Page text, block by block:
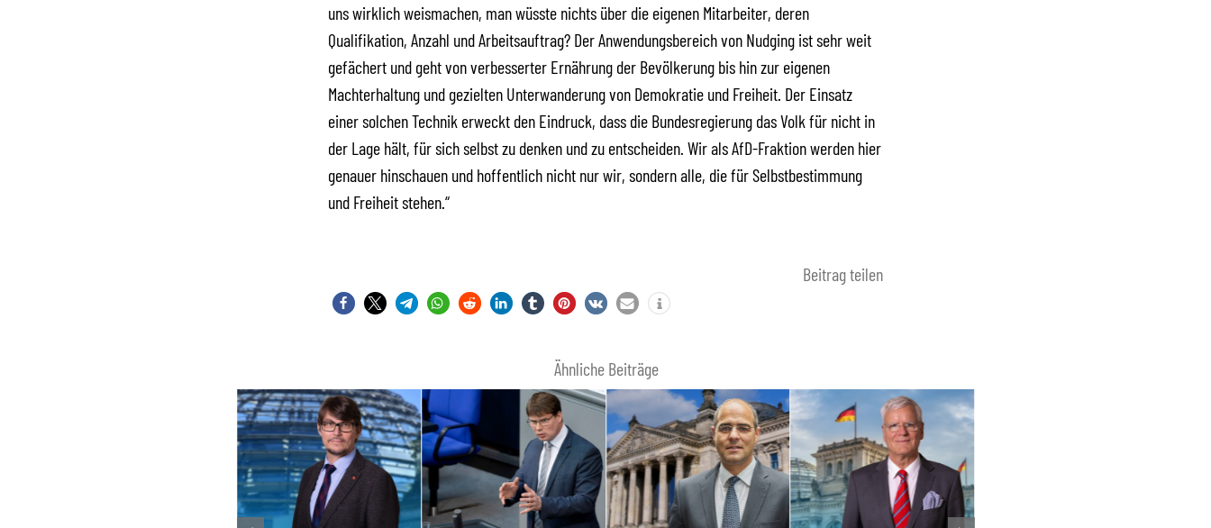
uns wirklich weismachen, man wüsste nichts über die eigenen Mitarbeiter, deren
Qualifikation, Anzahl und Arbeitsauftrag? Der Anwendungsbereich von Nudging ist sehr weit
gefächert und geht von verbesserter Ernährung der Bevölkerung bis hin zur eigenen
Machterhaltung und gezielten Unterwanderung von Demokratie und Freiheit. Der Einsatz
einer solchen Technik erweckt den Eindruck, dass die Bundesregierung das Volk für nicht in
der Lage hält, für sich selbst zu denken und zu entscheiden. Wir als AfD-Fraktion werden hier
genauer hinschauen und hoffentlich nicht nur wir, sondern alle, die für Selbstbestimmung
und Freiheit stehen.“
Beitrag teilen
Ähnliche Beiträge